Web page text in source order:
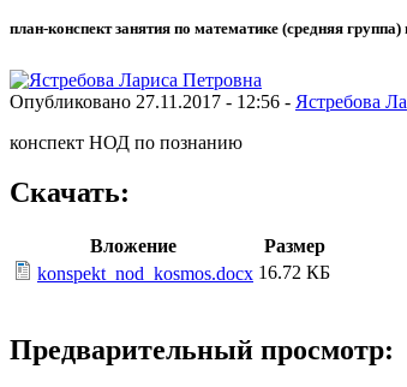
план-конспект занятия по математике (средняя группа)
Опубликовано 27.11.2017 - 12:56 - Ястребова
конспект НОД по познанию
Скачать:
Вложение
Размер
konspekt_nod_kosmos.docx 16.72 КБ
Предварительный просмотр: